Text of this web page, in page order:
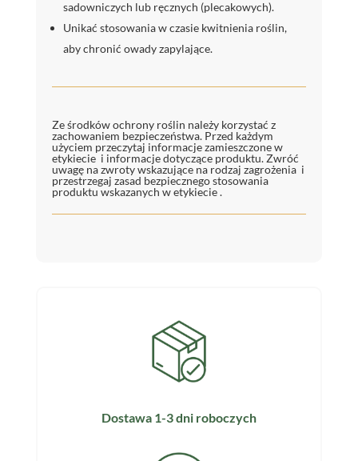
sadowniczych lub ręcznych (plecakowych).
Unikać stosowania w czasie kwitnienia roślin,
aby chronić owady zapylające.
Ze środków ochrony roślin należy korzystać z
zachowaniem bezpieczeństwa. Przed każdym
użyciem przeczytaj informacje zamieszczone w
etykiecie i informacje dotyczące produktu. Zwróć
uwagę na zwroty wskazujące na rodzaj zagrożenia i
przestrzegaj zasad bezpiecznego stosowania
produktu wskazanych w etykiecie .
Dostawa 1-3 dni roboczych